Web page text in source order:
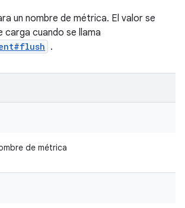
un nombre de métrica. El valor se
carga cuando se llama
.
de métrica